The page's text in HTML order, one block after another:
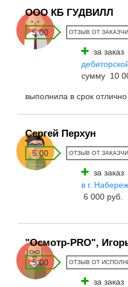
ООО КБ ГУДВИЛЛ
5.00 ОТЗЫВ ОТ
за заказ
сумму 10
выполнила в срок отлично
Сергей Перхун
5.00 ОТЗЫВ ОТ
за заказ
в г.
6 000 руб.
"Осмотр-PRO",
5.00 ОТЗЫВ ОТ
за заказ